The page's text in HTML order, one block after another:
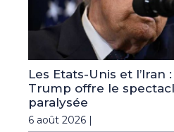
Les Etats-Unis et
Trump offre le
paralysée
6 août 2026 |